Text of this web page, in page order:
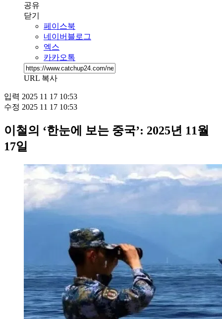
공유
닫기
페이스북
네이버블로그
엑스
카카오톡
URL 복사
입력 2025 11 17 10:53
수정 2025 11 17 10:53
이철의 ‘한눈에 보는 중국’: 2025년 11월
17일